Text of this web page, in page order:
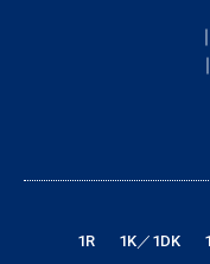
1R
1K／1DK